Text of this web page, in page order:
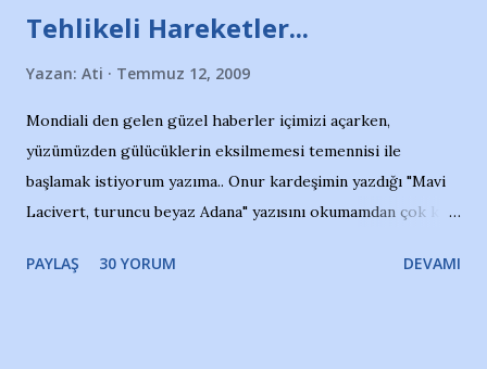
Tehlikeli Hareketler...
Yazan: Ati Temmuz 12, 2009
Mondiali den gelen güzel haberler içimizi açarken,
yüzümüzden gülücüklerin eksilmemesi temennisi ile
başlamak istiyorum yazıma.. Onur kardeşimin yazdığı "Mavi
Lacivert, turuncu beyaz Adana" yazısını okumamdan çok kısa
irkildim.. "Bursasporlu taraftarlar, İstanbul takımlarının
PAYLAŞ 30 YORUM DEVAMI